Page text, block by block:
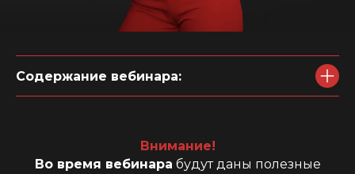
Содержание вебинара:
Внимание!
Во время вебинара будут даны полезные